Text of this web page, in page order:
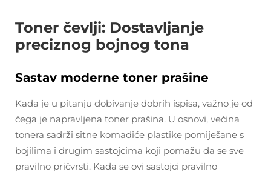
Toner čevlji: Dostavljanje
preciznog bojnog tona
Sastav moderne toner prašine
Kada je u pitanju dobivanje dobrih ispisa, važno je od
čega je napravljena toner prašina. U osnovi, većina
tonera sadrži sitne komadiće plastike pomiješane s
bojilima i drugim sastojcima koji pomažu da se sve
pravilno pričvrsti. Kada se ovi sastojci pravilno